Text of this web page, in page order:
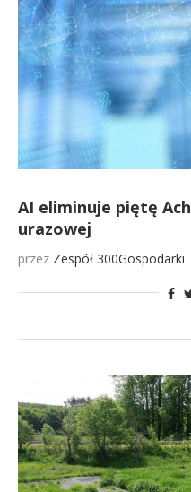
AI eliminuje piętę
urazowej
przez Zespół 300Gospodarki